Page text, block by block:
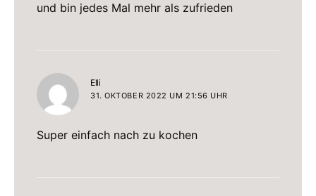
und bin jedes Mal mehr als zufrieden
Elli
31. OKTOBER 2022 UM 21:56 UHR
Super einfach nach zu kochen